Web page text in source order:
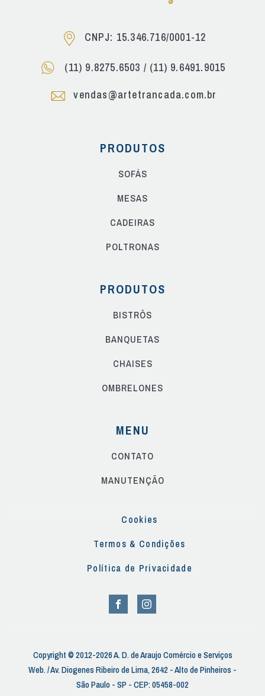
CNPJ: 15.346.716/0001-12
(11) 9.8275.6503 / (11) 9.6491.9015
vendas@artetrancada.com.br
PRODUTOS
SOFÁS
MESAS
CADEIRAS
POLTRONAS
PRODUTOS
BISTRÔS
BANQUETAS
CHAISES
OMBRELONES
MENU
CONTATO
MANUTENÇÃO
Cookies
Termos & Condições
Política de Privacidade
Copyright © 2012-2026 A. D. de Araujo Comércio e Serviços
Web. / Av. Diogenes Ribeiro de Lima, 2642 - Alto de Pinheiros -
São Paulo - SP - CEP: 05458-002